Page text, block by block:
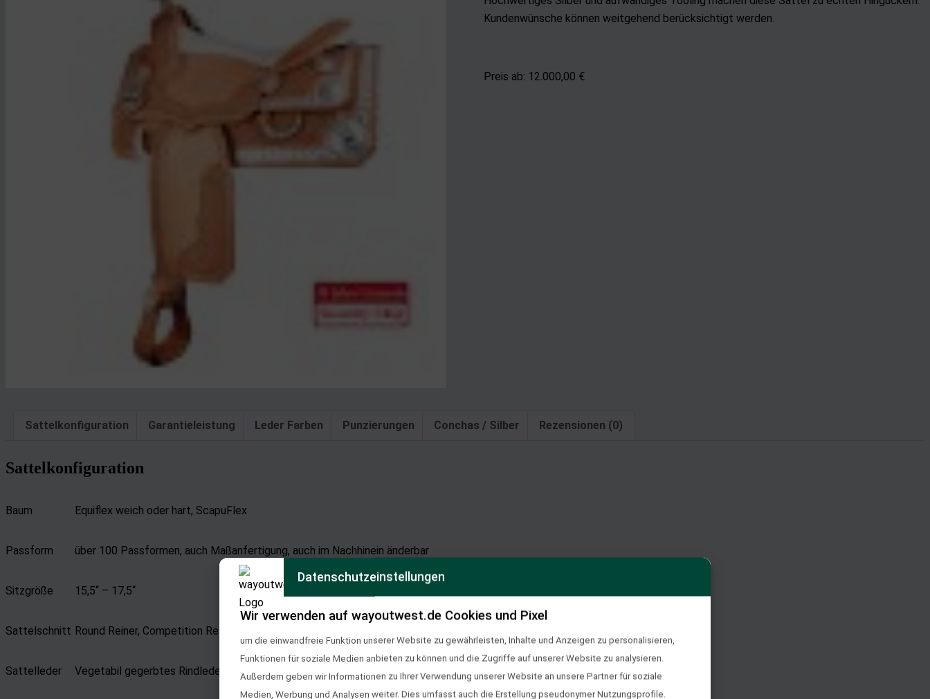
Kundenwünsche können weitgehend berücksichtigt werden.
Preis ab: 12.000,00 €
Sattelkonfiguration Garantieleistung Leder Farben Punzierungen Conchas / Silber Rezensionen (0)
Sattelkonfiguration
Baum Equiflex weich oder hart, ScapuFlex
Passform über 100 Passformen, auch Maßanfertigung, auch im Nachhinein änderbar
Sitzgröße 15,5“ – 17,5“
Sattelschnitt Round Reiner, Competition Reiner, Ladies Reiner, Traveller, Square Reiner
Sattelleder Vegetabil gegerbtes Rindleder, Org. Herman Oak Leder, Bio-Leder
Datenschutzeinstellungen
Wir verwenden auf wayoutwest.de Cookies und Pixel
um die einwandfreie Funktion unserer Website zu gewährleisten, Inhalte und Anzeigen zu personalisieren,
Funktionen für soziale Medien anbieten zu können und die Zugriffe auf unserer Website zu analysieren.
Außerdem geben wir Informationen zu Ihrer Verwendung unserer Website an unsere Partner für soziale
Medien, Werbung und Analysen weiter. Dies umfasst auch die Erstellung pseudonymer Nutzungsprofile.